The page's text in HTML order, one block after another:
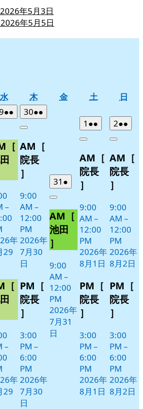
2026年5月3日
2026年5月5日
水水
曜
日
木木
曜
日
金金
土土
日
日
日
2026
年
月
29
日
●●
件
イ
ベ
ト)
［
–
年
29
［
–
年
29
302026
年
月
30
日
●●
件
イ
Close
AM［
院長
］
9:00
AM –
12:00
PM
2026年
7月30
日
PM［
院長
］
3:00
PM –
6:00
PM
2026年
7月30
日
31 2026
年
月
31
日
●
件
イ
ベ
ト)
Close
AM［
池田
］
9:00
AM –
12:00
PM
2026年
7月31
日
1 2026
年
月
1
日
●●
件
イ
ベ
Close
AM［
院長
］
9:00
AM –
12:00
PM
2026年
8月1日
PM［
院長
］
3:00
PM –
6:00
PM
2026年
8月1日
22026
年
月
2
日
●●
件
イ
ベ
Close
AM［
院長
］
9:00
AM –
12:00
PM
2026年
8月2日
PM［
院長
］
3:00
PM –
6:00
PM
2026年
8月2日